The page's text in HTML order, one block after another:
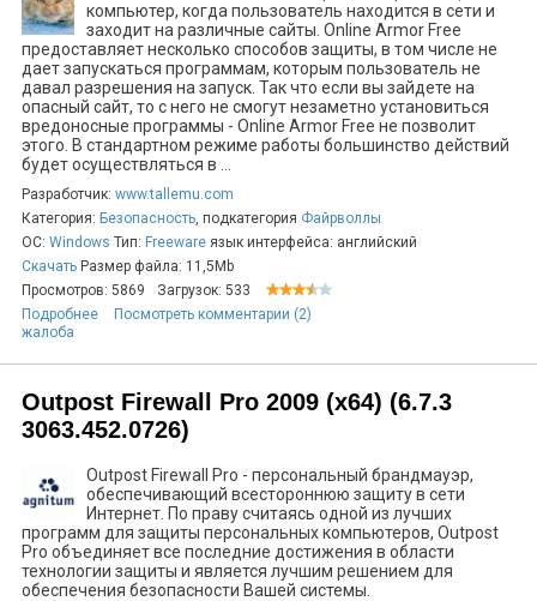
компьютер, когда пользователь находится в сети и
заходит на различные сайты. Online Armor Free
предоставляет несколько способов защиты, в том числе не
дает запускаться программам, которым пользователь не
давал разрешения на запуск. Так что если вы зайдете на
опасный сайт, то с него не смогут незаметно установиться
вредоносные программы - Online Armor Free не позволит
этого. В стандартном режиме работы большинство действий
будет осуществляться в ...
Разработчик: www.tallemu.com
Категория: Безопасность, подкатегория Файрволлы
ОС: Windows Тип: Freeware язык интерфейса: английский
Скачать Размер файла: 11,5Mb
Просмотров: 5869
Загрузок: 533
Подробнее
Посмотреть комментарии (2)
жалоба
Outpost Firewall Pro 2009 (x64) (6.7.3
3063.452.0726)
Outpost Firewall Pro - персональный брандмауэр,
обеспечивающий всестороннюю защиту в сети
Интернет. По праву считаясь одной из лучших
программ для защиты персональных компьютеров, Outpost
Pro объединяет все последние достижения в области
технологии защиты и является лучшим решением для
обеспечения безопасности Вашей системы.